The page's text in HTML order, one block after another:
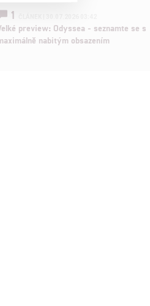
1
preview: Odyssea - seznamte se s
nabitým obsazením
chyb,